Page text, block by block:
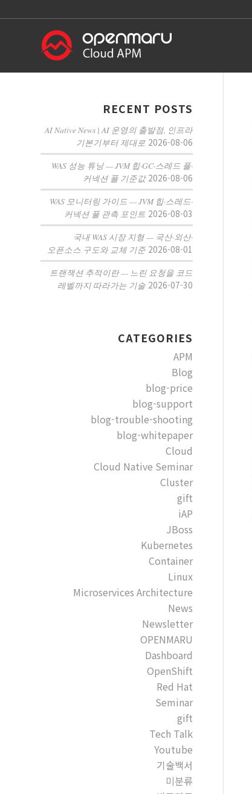
RECENT POSTS
AI Native News | AI 운영의 출발점, 인프라
기본기부터 제대로 2026-08-06
WAS 성능 튜닝 — JVM 힙·GC·스레드 풀·
커넥션 풀 기준값 2026-08-06
WAS 모니터링 가이드 — JVM 힙·스레드·
커넥션 풀 관측 포인트 2026-08-03
국내 WAS 시장 지형 — 국산·외산·
오픈소스 구도와 교체 기준 2026-08-01
트랜잭션 추적이란 — 느린 요청을 코드
레벨까지 따라가는 기술 2026-07-30
CATEGORIES
APM
Blog
blog-price
blog-support
blog-trouble-shooting
blog-whitepaper
Cloud
Cloud Native Seminar
Cluster
gift
iAP
JBoss
Kubernetes
Container
Linux
Microservices Architecture
News
Newsletter
OPENMARU
Dashboard
OpenShift
Red Hat
Seminar
gift
Tech Talk
Youtube
기술백서
미분류